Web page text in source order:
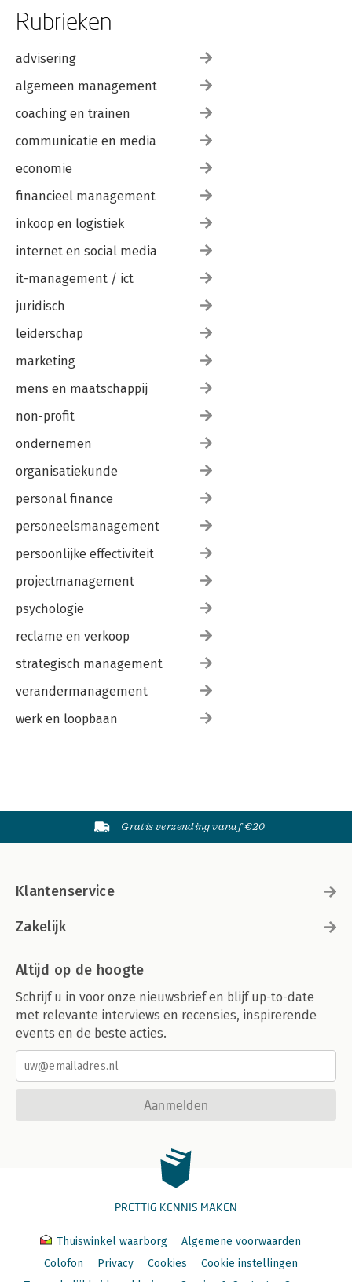
Rubrieken
advisering
algemeen management
coaching en trainen
communicatie en media
economie
financieel management
inkoop en logistiek
internet en social media
it-management / ict
juridisch
leiderschap
marketing
mens en maatschappij
non-profit
ondernemen
organisatiekunde
personal finance
personeelsmanagement
persoonlijke effectiviteit
projectmanagement
psychologie
reclame en verkoop
strategisch management
verandermanagement
werk en loopbaan
Gratis verzending vanaf €20
Klantenservice
Zakelijk
Altijd op de hoogte
Schrijf u in voor onze nieuwsbrief en blijf up-to-date
met relevante interviews en recensies, inspirerende
events en de beste acties.
Aanmelden
PRETTIG KENNIS MAKEN
Thuiswinkel waarborg
Algemene voorwaarden
Colofon
Privacy Cookies
Cookie instellingen